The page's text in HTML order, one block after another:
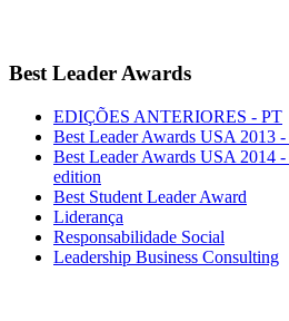
BestLeader Awards
EDIÇÕES ANTERIORES - PT
Best Leader Awards USA 2013 -
Best Leader Awards USA 2014 -
edition
Best Student Leader Award
Liderança
Responsabilidade Social
Leadership Business Consulting